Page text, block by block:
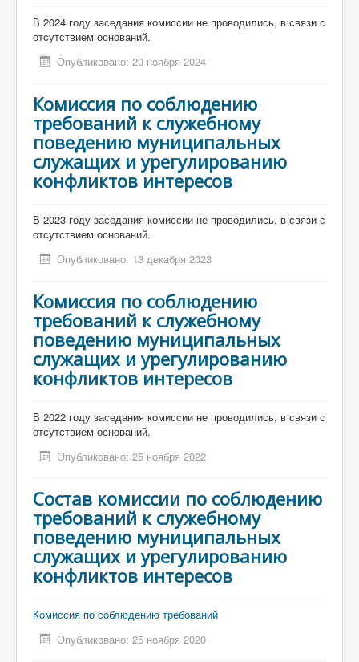
В 2024 году заседания комиссии не проводились, в связи с
отсутствием оснований.
Опубликовано: 20 ноября 2024
Комиссия по соблюдению
требований к служебному
поведению муниципальных
служащих и урегулированию
конфликтов интересов
В 2023 году заседания комиссии не проводились, в связи с
отсутствием оснований.
Опубликовано: 13 декабря 2023
Комиссия по соблюдению
требований к служебному
поведению муниципальных
служащих и урегулированию
конфликтов интересов
В 2022 году заседания комиссии не проводились, в связи с
отсутствием оснований.
Опубликовано: 25 ноября 2022
Состав комиссии по соблюдению
требований к служебному
поведению муниципальных
служащих и урегулированию
конфликтов интересов
Комиссия по соблюдению требований
Опубликовано: 25 ноября 2020